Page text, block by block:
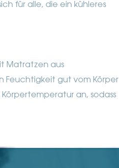
für alle, die ein kühleres
Matratzen aus
Feuchtigkeit gut vom Körper
an, sodass